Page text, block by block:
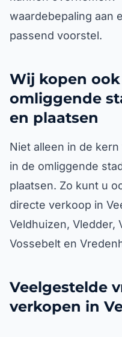
waardebepaling aan
passend voorstel.
Wij kopen
omliggende
en plaatsen
Niet alleen in de
in de omliggende
plaatsen. Zo kunt u
directe verkoop in
Veldhuizen, Vledder,
Vossebelt en
Veelgestelde
verkopen in